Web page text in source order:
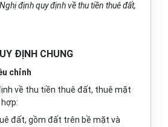
định quy định về thu tiền thuê đất,
ĐỊNH CHUNG
chỉnh
về thu tiền thuê đất, thuê mặt
:
đất, gồm đất trên bề mặt và